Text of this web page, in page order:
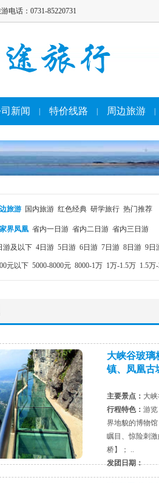
电话：0731-85220731
新闻 特价线路 周边旅游
旅游 国内旅游 红色经典 研学旅行 热门推荐
界凤凰 省内一日游 省内二日游 省内三日游
游及以下 4日游 5日游 6日游 7日游 8日游 9日
元以下 5000-8000元 8000-1万 1万-1.5万 1.5万
大峡谷玻璃
镇、凤凰古
主要景点： 大
行程特色： 游
界地貌的博物
瞩目、惊险刺
桥】； ..
发团日期：